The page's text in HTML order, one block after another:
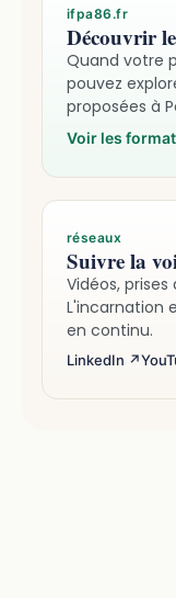
ifpa86.fr
Découvrir
Quand votre
pouvez
proposées à
Voir les
réseaux
Suivre la
Vidéos,
L'incarnation
en continu.
LinkedIn ↗